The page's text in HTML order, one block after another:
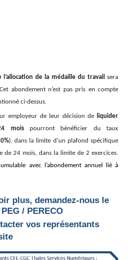
l’allocation de la médaille du travail sera
abondement n’est pas pris en compte
ci-dessus.
employeur de leur décision de
liquider
moispourront bénéficier du taux
), dans la limite d'un plafond spécifique
de 24 mois, dans la limite de 2 exercices.
avec l’abondement annuel lié à
plus, demandez-nous le
/ PERECO
vos représentants